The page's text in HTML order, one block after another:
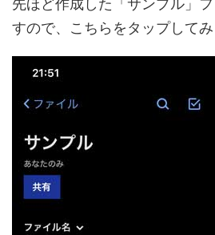
先ほど作成した「サンプル」
すので、こちらをタップしてみ